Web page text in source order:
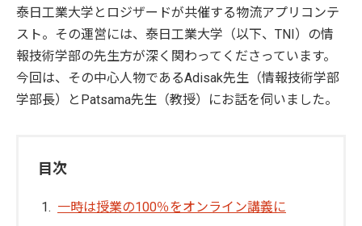
泰日工業大学とロジザードが共催する物流アプリコンテ
スト。その運営には、泰日工業大学（以下、 TNI）の情
報技術学部の先生方が深く関わってくださっています。
今回は、その中心人物であるAdisak先生（情報技術学部
学部長）と Patsama先生（教授）にお話を伺いました。
目次
一時は授業の100％をオンライン講義に